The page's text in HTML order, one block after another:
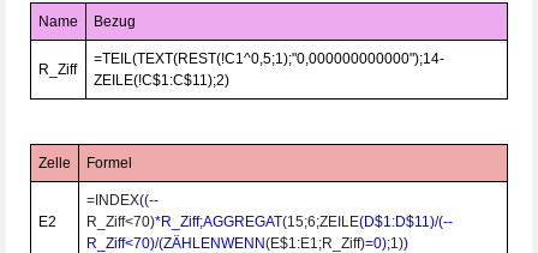
Name Bezug
R_Ziff
=TEIL(TEXT(REST(!C1^0,5;1);"0,000000000000");14-
ZEILE(!C$1:C$11);2)
Zelle Formel
E2
=INDEX((--
R_Ziff<70)*R_Ziff;AGGREGAT(15;6;ZEILE(D$1:D$11)/(--
R_Ziff<70)/(ZÄHLENWENN(E$1:E1;R_Ziff)=0);1))